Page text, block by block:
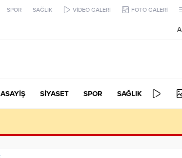
SPOR SAĞLIK VİDEO GALERİ FOTO GALERİ
ASAYİŞ SİYASET SPOR SAĞLIK